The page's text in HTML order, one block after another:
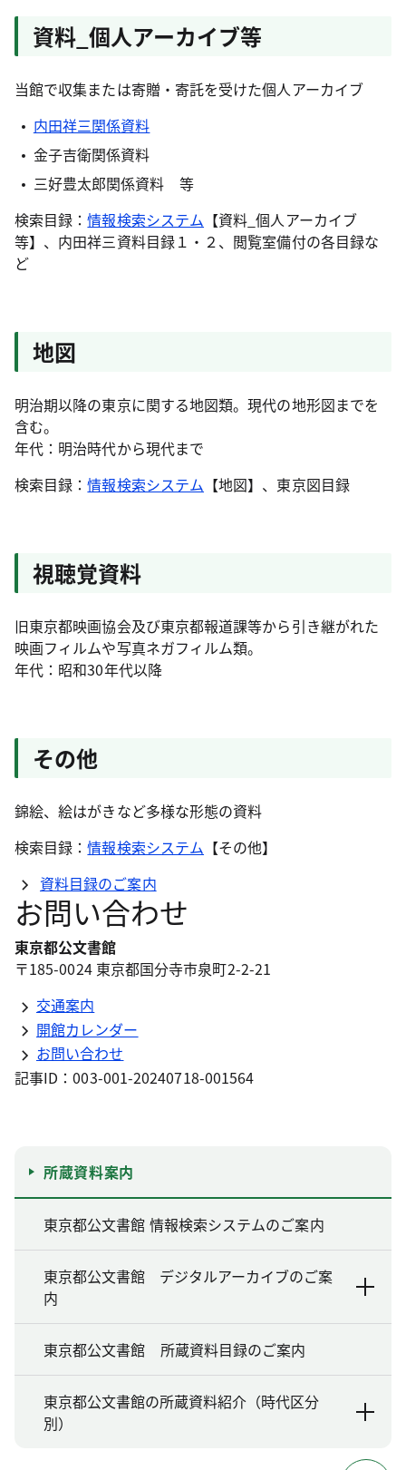
資料_個人アーカイブ等
当館で収集または寄贈・寄託を受けた個人アーカイブ
内田祥三関係資料
金子吉衛関係資料
三好豊太郎関係資料 等
検索目録：情報検索システム 【資料_個人アーカイブ
等】、内田祥三資料目録１・２、閲覧室備付の各目録な
ど
地図
明治期以降の東京に関する地図類。現代の地形図までを
含む。
年代：明治時代から現代まで
検索目録：情報検索システム 【地図】、東京図目録
視聴覚資料
旧東京都映画協会及び東京都報道課等から引き継がれた
映画フィルムや写真ネガフィルム類。
年代：昭和30年代以降
その他
錦絵、絵はがきなど多様な形態の資料
検索目録：情報検索システム 【その他】
資料目録のご案内
お問い合わせ
東京都公文書館
〒185-0024 東京都国分寺市泉町2-2-21
交通案内
開館カレンダー
お問い合わせ
記事ID：003-001-20240718-001564
所蔵資料案内
東京都公文書館 情報検索システムのご案内
東京都公文書館 デジタルアーカイブのご案
内
東京都公文書館 所蔵資料目録のご案内
東京都公文書館の所蔵資料紹介（時代区分
別）